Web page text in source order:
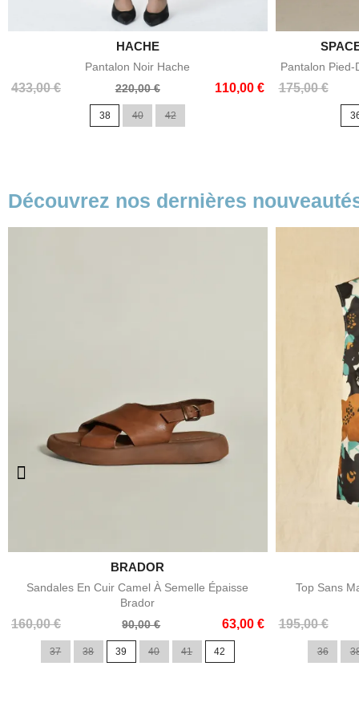
Aperçu rapide
HACHE
Pantalon Noir Hache
433,00 €
Prix
220,00 € 110,00 €
Prix
38 40 42
Pantalon
175,00 €
Prix
Prix
Découvrez nos dernières
Aperçu rapide
BRADOR
Sandales En Cuir Camel À Semelle Épaisse
Brador
160,00 €
Prix
90,00 € 63,00 €
Prix
37 38 39 40 41 42
Top Sans
195,00 €
Prix
Prix
36